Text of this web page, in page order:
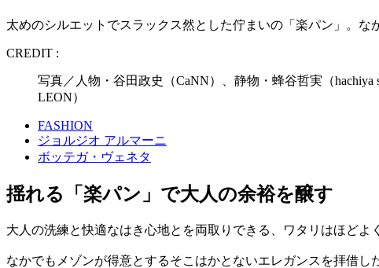
太めのシルエットでスラックス然とした佇まいの「楽パン」。
CREDIT :
写真／人物・谷田政史（CaNN）、静物・蜂谷哲実（
LEON）
FASHION
ジョルジオ アルマーニ
ボッテガ・ヴェネタ
揺れる「楽パン」で大人の余裕を醸す
大人の洗練と快適なはき心地とを両取りできる、ワタリはほどよ
なかでもメゾンが得意とするそこはかとないエレガンスを拝借し